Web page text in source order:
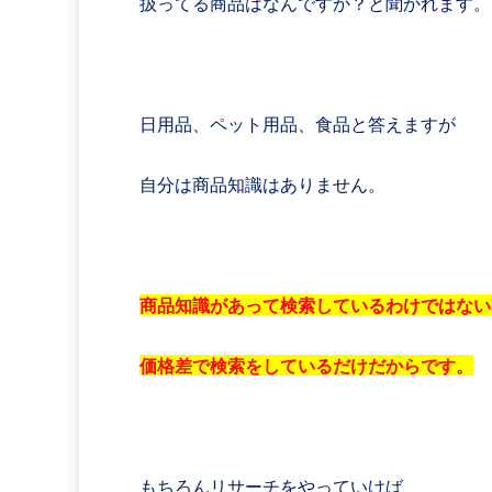
日用品、ペット用品、食品と答えますが
自分は商品知識はありません。
商品知識があって検索しているわけではな
価格差で検索をしているだけだからです。
もちろんリサーチをやっていけば